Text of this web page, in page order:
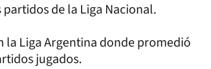
de la Liga Nacional.
la Liga Argentina donde promedió
jugados.